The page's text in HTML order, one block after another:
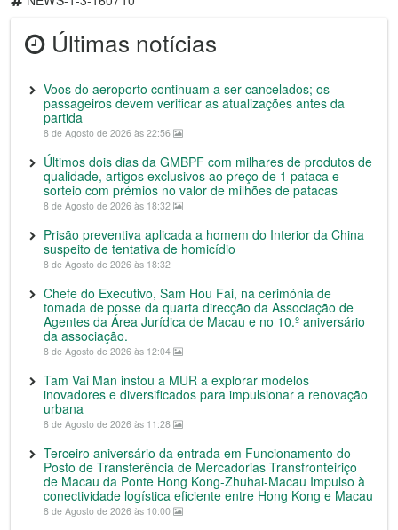
Últimas notícias
Voos do aeroporto continuam a ser cancelados; os
passageiros devem verificar as atualizações antes da
partida
8 de Agosto de 2026 às 22:56
Últimos dois dias da GMBPF com milhares de produtos de
qualidade, artigos exclusivos ao preço de 1 pataca e
sorteio com prémios no valor de milhões de patacas
8 de Agosto de 2026 às 18:32
Prisão preventiva aplicada a homem do Interior da China
suspeito de tentativa de homicídio
8 de Agosto de 2026 às 18:32
Chefe do Executivo, Sam Hou Fai, na cerimónia de
tomada de posse da quarta direcção da Associação de
Agentes da Área Jurídica de Macau e no 10.º aniversário
da associação.
8 de Agosto de 2026 às 12:04
Tam Vai Man instou a MUR a explorar modelos
inovadores e diversificados para impulsionar a renovação
urbana
8 de Agosto de 2026 às 11:28
Terceiro aniversário da entrada em Funcionamento do
Posto de Transferência de Mercadorias Transfronteiriço
de Macau da Ponte Hong Kong-Zhuhai-Macau Impulso à
conectividade logística eficiente entre Hong Kong e Macau
8 de Agosto de 2026 às 10:00